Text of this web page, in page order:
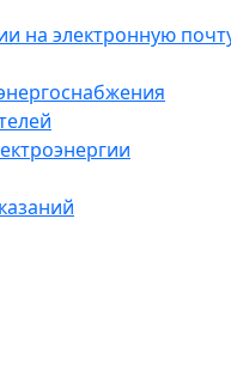
на электронную